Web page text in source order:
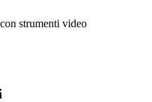
strumenti video